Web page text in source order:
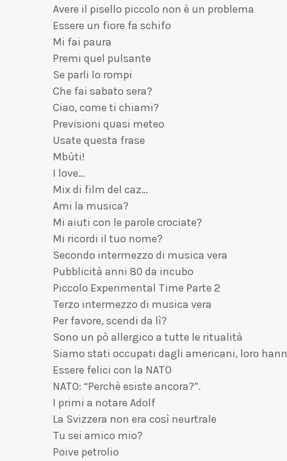
Avere il pisello piccolo non è un problema
Essere un fiore fa schifo
Mi fai paura
Premi quel pulsante
Se parli lo rompi
Che fai sabato sera?
Ciao, come ti chiami?
Previsioni quasi meteo
Usate questa frase
Mbùti!
I love…
Mix di film del caz…
Ami la musica?
Mi aiuti con le parole crociate?
Mi ricordi il tuo nome?
Secondo intermezzo di musica vera
Pubblicità anni 80 da incubo
Piccolo Experimental Time Parte 2
Terzo intermezzo di musica vera
Per favore, scendi da lì?
Sono un pò allergico a tutte le ritualità
Siamo stati occupati dagli americani, loro
Essere felici con la NATO
NATO: “Perchè esiste ancora?”.
I primi a notare Adolf
La Svizzera non era così neurtrale
Tu sei amico mio?
Poive petrolio